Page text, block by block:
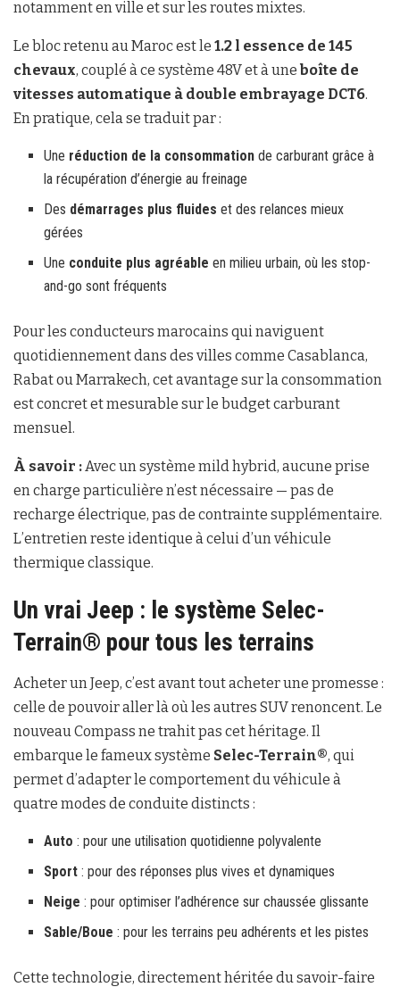
notamment en ville et sur les routes mixtes.
Le bloc retenu au Maroc est le 1.2 l essence de 145
chevaux, couplé à ce système 48V et à une boîte de
vitesses automatique à double embrayage DCT6.
En pratique, cela se traduit par :
Une réduction de la consommation de carburant grâce à
la récupération d’énergie au freinage
Des démarrages plus fluides et des relances mieux
gérées
Une conduite plus agréable en milieu urbain, où les stop-
and-go sont fréquents
Pour les conducteurs marocains qui naviguent
quotidiennement dans des villes comme Casablanca,
Rabat ou Marrakech, cet avantage sur la consommation
est concret et mesurable sur le budget carburant
mensuel.
À savoir : Avec un système mild hybrid, aucune prise
en charge particulière n’est nécessaire — pas de
recharge électrique, pas de contrainte supplémentaire.
L’entretien reste identique à celui d’un véhicule
thermique classique.
Un vrai Jeep : le système Selec-
Terrain® pour tous les terrains
Acheter un Jeep, c’est avant tout acheter une promesse :
celle de pouvoir aller là où les autres SUV renoncent. Le
nouveau Compass ne trahit pas cet héritage. Il
embarque le fameux système Selec-Terrain®, qui
permet d’adapter le comportement du véhicule à
quatre modes de conduite distincts :
Auto : pour une utilisation quotidienne polyvalente
Sport : pour des réponses plus vives et dynamiques
Neige : pour optimiser l’adhérence sur chaussée glissante
Sable/Boue : pour les terrains peu adhérents et les pistes
Cette technologie, directement héritée du savoir-faire